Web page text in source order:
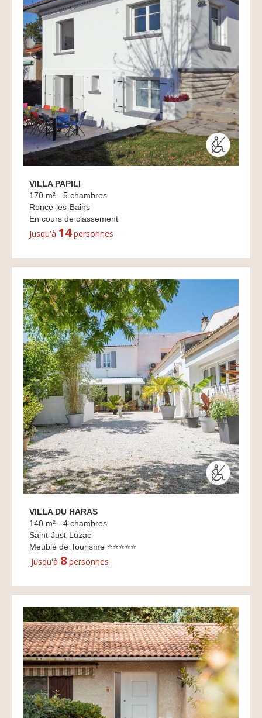
VILLA PAPILI
170 m² - 5 chambres
Ronce-les-Bains
En cours de classement
Jusqu'à 14personnes
VILLA DU HARAS
140 m² - 4 chambres
Saint-Just-Luzac
Meublé de Tourisme ⭐⭐⭐⭐⭐
Jusqu'à 8 personnes